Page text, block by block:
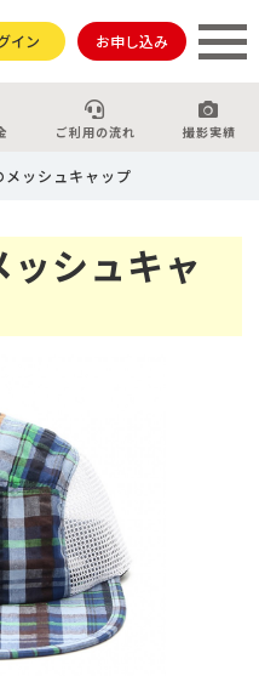
イン お申し込み
ご利用の流れ 撮影実績
メッシュキャップ
シュキャ